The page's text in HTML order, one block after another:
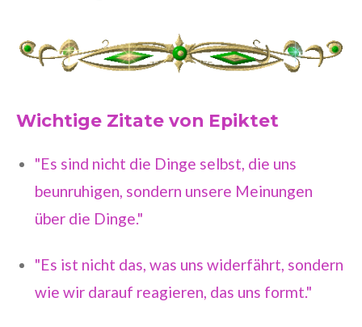
Wichtige Zitate von Epiktet
"Es sind nicht die Dinge selbst, die uns
beunruhigen, sondern unsere Meinungen
über die Dinge."
"Es ist nicht das, was uns widerfährt, sondern
wie wir darauf reagieren, das uns formt."